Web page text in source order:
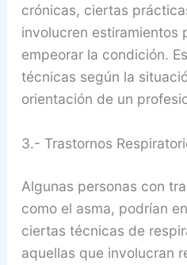
crónicas, ciertas
involucren estiramientos
empeorar la condición.
técnicas según la
orientación de un
3.- Trastornos
Algunas personas con
como el asma, podrían
ciertas técnicas de
aquellas que involucran